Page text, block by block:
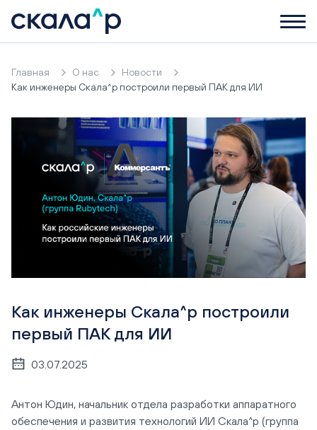
Главная О нас
Новости
Как инженеры Скала^р построили первый ПАК для ИИ
Как инженеры Скала^р построили
первый ПАК для ИИ
03.07.2025
Антон Юдин, начальник отдела разработки аппаратного
обеспечения и развития технологий ИИ Скала^р (группа